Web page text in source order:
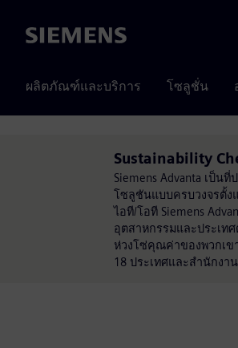
Siemens
ผลิตภัณฑ์และบริการ โซลูชั่น
Sustainability
Siemens Advanta เป็น
โซลูชันแบบครบวงจรตั้ง
ไอที/โอที Siemens
อุตสาหกรรมและประเท
ห่วงโซ่คุณค่าของพวกเข
18 ประเทศและสำนักงา